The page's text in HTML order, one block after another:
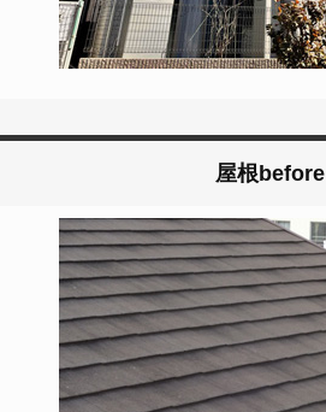
屋根before